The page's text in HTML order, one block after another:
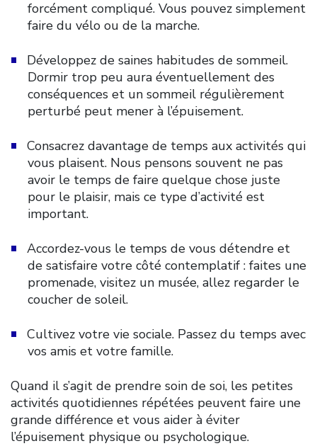
forcément compliqué. Vous pouvez simplement
faire du vélo ou de la marche.
Développez de saines habitudes de sommeil.
Dormir trop peu aura éventuellement des
conséquences et un sommeil régulièrement
perturbé peut mener à l’épuisement.
Consacrez davantage de temps aux activités qui
vous plaisent. Nous pensons souvent ne pas
avoir le temps de faire quelque chose juste
pour le plaisir, mais ce type d’activité est
important.
Accordez-vous le temps de vous détendre et
de satisfaire votre côté contemplatif : faites une
promenade, visitez un musée, allez regarder le
coucher de soleil.
Cultivez votre vie sociale. Passez du temps avec
vos amis et votre famille.
Quand il s’agit de prendre soin de soi, les petites
activités quotidiennes répétées peuvent faire une
grande différence et vous aider à éviter
l’épuisement physique ou psychologique.